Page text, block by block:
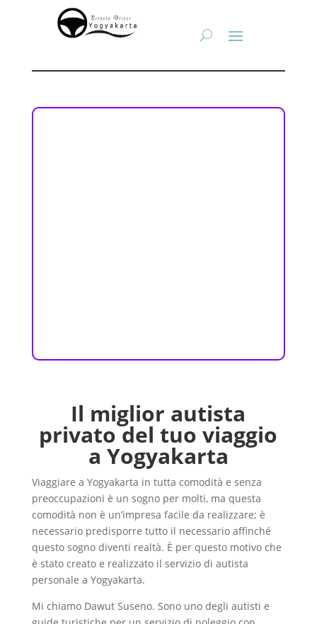
Il miglior autista
privato del tuo viaggio
a Yogyakarta
Viaggiare a Yogyakarta in tutta comodità e senza
preoccupazioni è un sogno per molti, ma questa
comodità non è un’impresa facile da realizzare; è
necessario predisporre tutto il necessario affinché
questo sogno diventi realtà. È per questo motivo che
è stato creato e realizzato il servizio di autista
personale a Yogyakarta.
Mi chiamo Dawut Suseno. Sono uno degli autisti e